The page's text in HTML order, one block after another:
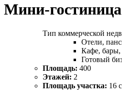
Мини-
Тип коммерческой
Отели,
Кафе, бары,
Готовый
Площадь: 400
Этажей: 2
Площадь участка: 16